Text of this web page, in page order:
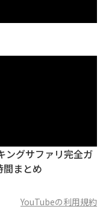
ングサファリ完全ガ
間まとめ
YouTubeの利用規約